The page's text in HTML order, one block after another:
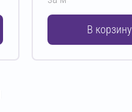
В корзину